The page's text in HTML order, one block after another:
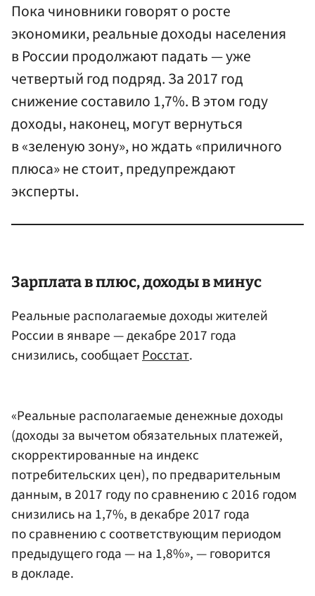
Пока чиновники говорят о росте
экономики, реальные доходы населения
в России продолжают падать — уже
четвертый год подряд. За 2017 год
снижение составило 1,7%. В этом году
доходы, наконец, могут вернуться
в «зеленую зону», но ждать «приличного
плюса» не стоит, предупреждают
эксперты.
Зарплата в плюс, доходы в минус
Реальные располагаемые доходы жителей
России в январе — декабре 2017 года
снизились, сообщаетРосстат.
«Реальные располагаемые денежные доходы
(доходы за вычетом обязательных платежей,
скорректированные на индекс
потребительских цен), по предварительным
данным, в 2017 году по сравнению с 2016 годом
снизились на 1,7%, в декабре 2017 года
по сравнению с соответствующим периодом
предыдущего года — на 1,8%», — говорится
в докладе.